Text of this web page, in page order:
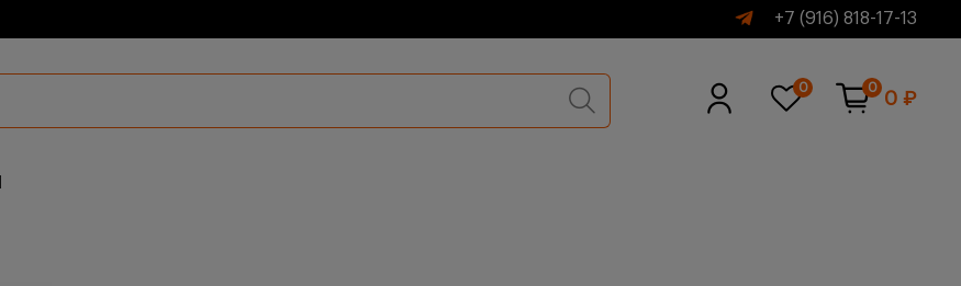
+7 (916) 818-17-13
0 0
0 ₽